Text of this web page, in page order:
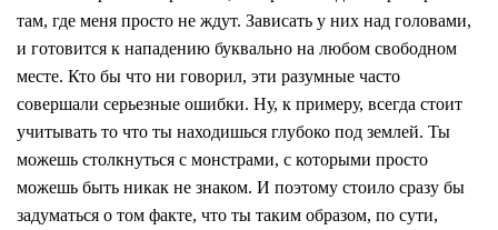
там, где меня просто не ждут. Зависать у них над головами,
и готовится к нападению буквально на любом свободном
месте. Кто бы что ни говорил, эти разумные часто
совершали серьезные ошибки. Ну, к примеру, всегда стоит
учитывать то что ты находишься глубоко под землей. Ты
можешь столкнуться с монстрами, с которыми просто
можешь быть никак не знаком. И поэтому стоило сразу бы
задуматься о том факте, что ты таким образом, по сути,